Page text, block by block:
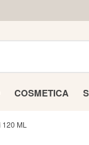
COSMETICA
ML